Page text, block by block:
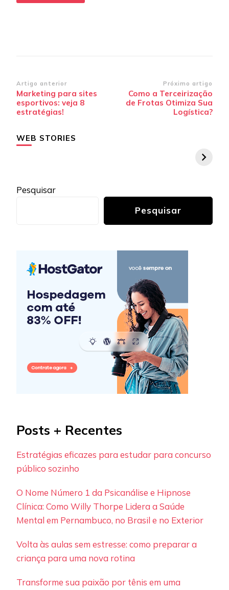
Navegação
de
post
Artigo anterior
Marketing para sites
esportivos: veja 8
estratégias!
Próximo artigo
Como a Terceirização
de Frotas Otimiza Sua
Logística?
WEB STORIES
Pesquisar
Pesquisar
Posts + Recentes
Estratégias eficazes para estudar para concurso
público sozinho
O Nome Número 1 da Psicanálise e Hipnose
Clínica: Como Willy Thorpe Lidera a Saúde
Mental em Pernambuco, no Brasil e no Exterior
Volta às aulas sem estresse: como preparar a
criança para uma nova rotina
Transforme sua paixão por tênis em uma